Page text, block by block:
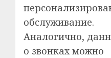
обслуживание.
Аналогично,
о звонках можно